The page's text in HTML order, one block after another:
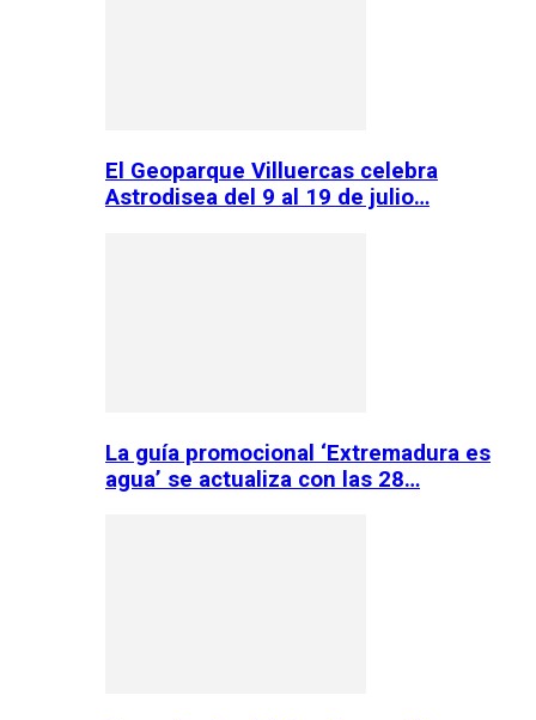
El Geoparque Villuercas celebra
Astrodisea del 9 al 19 de julio…
La guía promocional ‘Extremadura es
agua’ se actualiza con las 28…